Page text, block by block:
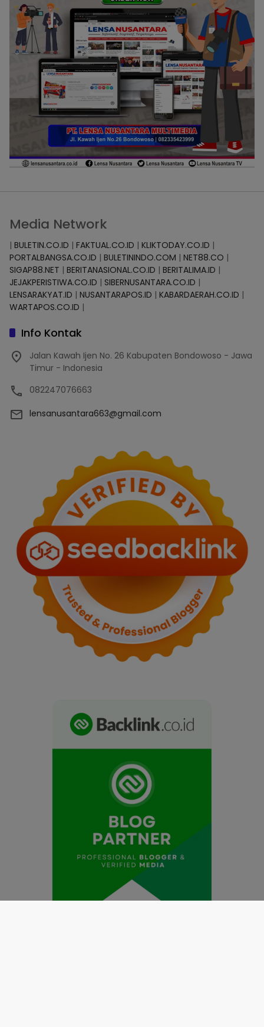
Media Network
| BULETIN.CO.ID | FAKTUAL.CO.ID | KLIKTODAY.CO.ID |
PORTALBANGSA.CO.ID | BULETININDO.COM | NET88.CO |
SIGAP88.NET | BERITANASIONAL.CO.ID | BERITALIMA.ID |
JEJAKPERISTIWA.CO.ID | SIBERNUSANTARA.CO.ID |
LENSARAKYAT.ID | NUSANTARAPOS.ID | KABARDAERAH.CO.ID |
WARTAPOS.CO.ID |
Info Kontak
Jalan Kawah Ijen No. 26 Kabupaten Bondowoso - Jawa
Timur - Indonesia
082247076663
lensanusantara663@gmail.com